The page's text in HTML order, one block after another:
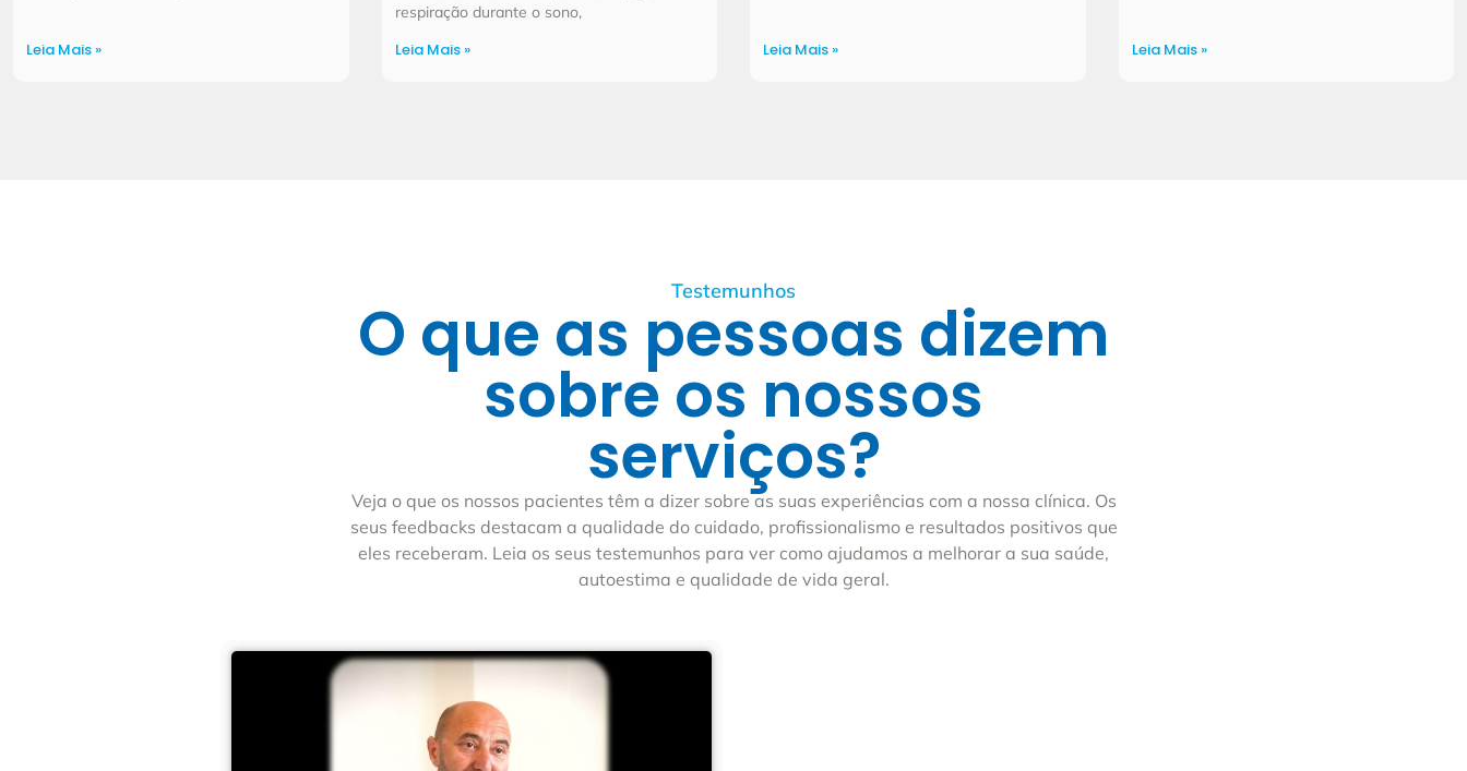
Leia Mais »
respiração durante o sono,
Leia Mais » Leia Mais » Leia Mais »
Testemunhos
O que as pessoas dizem
sobre os nossos
serviços?
Veja o que os nossos pacientes têm a dizer sobre as suas experiências com a nossa clínica. Os
seus feedbacks destacam a qualidade do cuidado, profissionalismo e resultados positivos que
eles receberam. Leia os seus testemunhos para ver como ajudamos a melhorar a sua saúde,
autoestima e qualidade de vida geral.